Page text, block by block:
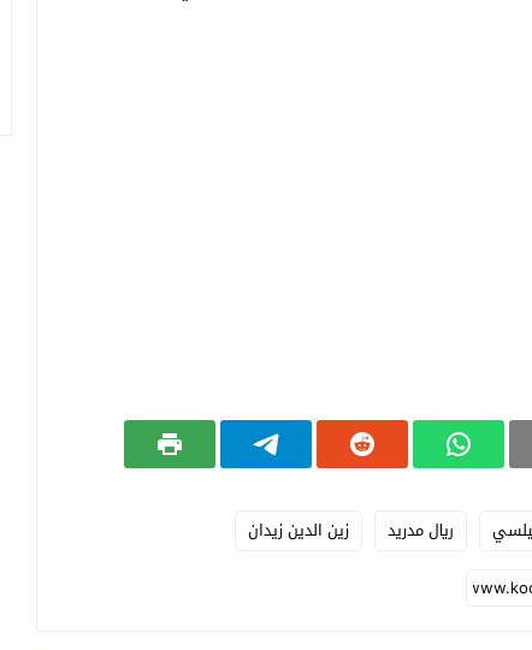
ريال مدريد
زين الدين زيدان